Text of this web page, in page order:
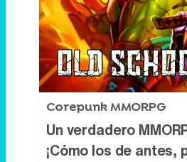
Corepunk MMORPG
Un verdadero
¡Cómo los de antes,